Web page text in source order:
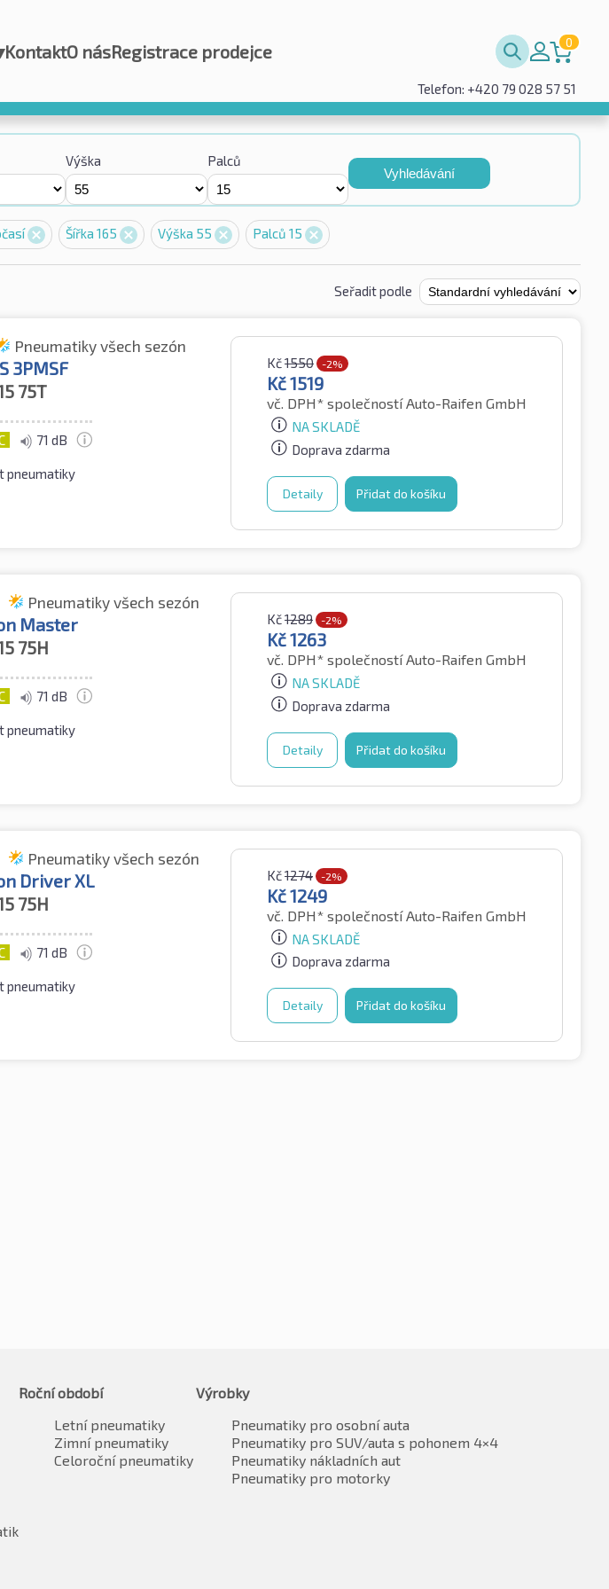
KontaktO násRegistrace prodejce 0
Telefon: +420 79 028 57 51
Výška Palců
Vyhledávání
Šířka 165 Výška 55 Palců 15
Seřadit podle
Pneumatiky všech sezón
3PMSF
75T
71 dB
pneumatiky
Kč1550 -2%
Kč1519
vč. DPH* společností Auto-Raifen GmbH
NA SKLADĚ
Doprava zdarma
Detaily Přidat do košíku
Pneumatiky všech sezón
Master
75H
71 dB
pneumatiky
Kč1289 -2%
Kč1263
vč. DPH* společností Auto-Raifen GmbH
NA SKLADĚ
Doprava zdarma
Detaily Přidat do košíku
Pneumatiky všech sezón
Driver XL
75H
71 dB
pneumatiky
Kč1274 -2%
Kč1249
vč. DPH* společností Auto-Raifen GmbH
NA SKLADĚ
Doprava zdarma
Detaily Přidat do košíku
Roční období
Letní pneumatiky
Zimní pneumatiky
Celoroční pneumatiky
Výrobky
Pneumatiky pro osobní auta
Pneumatiky pro SUV/auta s pohonem 4×4
Pneumatiky nákladních aut
Pneumatiky pro motorky